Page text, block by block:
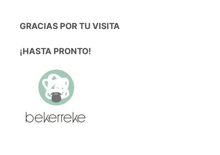
GRACIAS POR TU VISITA
¡HASTA PRONTO!